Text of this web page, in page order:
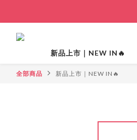
新品上市｜NEW IN🔥
全部商品 新品上市｜NEW IN🔥